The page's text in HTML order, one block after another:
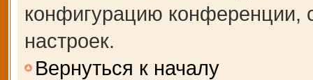
конфигурацию конференции,
настроек.
Вернуться к началу